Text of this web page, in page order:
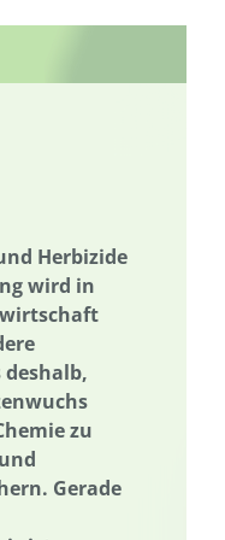
Design
Gesundheit
Herbizide
wird in
zu
Gerade